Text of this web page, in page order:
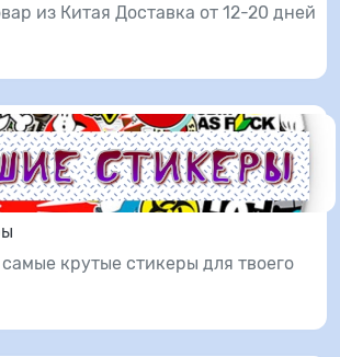
из Китая Доставка от 12-20 дней
крутые стикеры для твоего